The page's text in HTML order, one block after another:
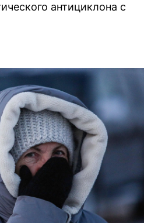
антициклона с